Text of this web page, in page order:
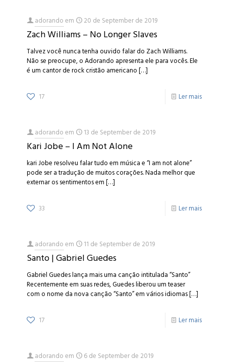
adorandoem 20 de September de 2019
Zach Williams – No Longer Slaves
Talvez você nunca tenha ouvido falar do Zach Williams.
Não se preocupe, o Adorando apresenta ele para vocês. Ele
é um cantor de rock cristão americano[…]
17 Ler mais
adorandoem 13 de September de 2019
Kari Jobe – I Am Not Alone
kari Jobe resolveu falar tudo em música e “I am not alone”
pode ser a tradução de muitos corações. Nada melhor que
externar os sentimentos em[…]
33 Ler mais
adorandoem 11 de September de 2019
Santo | Gabriel Guedes
Gabriel Guedes lança mais uma canção intitulada “Santo”
Recentemente em suas redes, Guedes liberou um teaser
com o nome da nova canção “Santo” em vários idiomas[…]
17 Ler mais
adorandoem 6 de September de 2019